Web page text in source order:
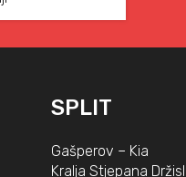
SPLIT
Gašperov – Kia
Kralja Stjepana